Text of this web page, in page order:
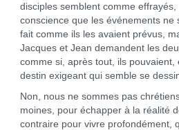
disciples semblent comme
conscience que les événements ne
fait comme ils les avaient prévus,
Jacques et Jean demandent les
comme si, après tout, ils pouvaient,
destin exigeant qui semble se
Non, nous ne sommes pas
moines, pour échapper à la réalité
contraire pour vivre profondément,